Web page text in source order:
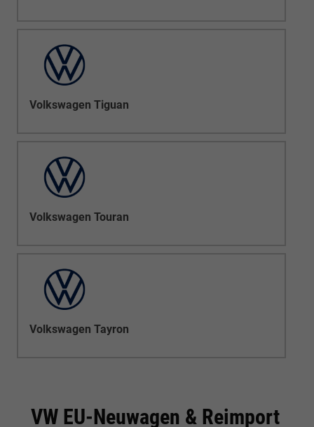
Volkswagen Tiguan
Volkswagen Touran
Volkswagen Tayron
VW EU-Neuwagen & Reimport